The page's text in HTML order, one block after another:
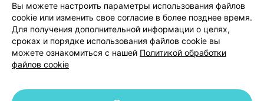
Способы оплаты
Вакансии
Партнеры
Написать руководителю 103.by
Написать в поддержку
Персональные настройки Cookie
Вы можете настроить параметры использования файлов
cookie или изменить свое согласие в более позднее время.
Для получения дополнительной информации о целях,
сроках и порядке использования файлов cookie вы
можете ознакомиться с нашей Политикой обработки
файлов cookie